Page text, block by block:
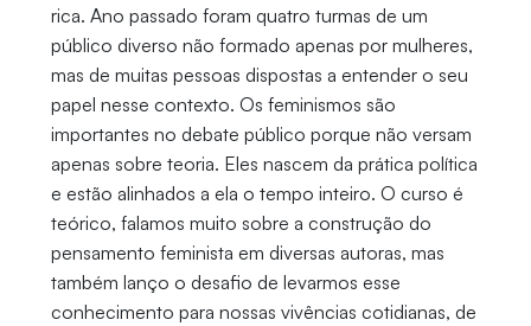
rica. Ano passado foram quatro turmas de um
público diverso não formado apenas por mulheres,
mas de muitas pessoas dispostas a entender o seu
papel nesse contexto. Os feminismos são
importantes no debate público porque não versam
apenas sobre teoria. Eles nascem da prática política
e estão alinhados a ela o tempo inteiro. O curso é
teórico, falamos muito sobre a construção do
pensamento feminista em diversas autoras, mas
também lanço o desafio de levarmos esse
conhecimento para nossas vivências cotidianas, de